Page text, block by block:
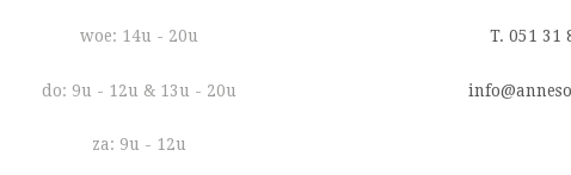
woe: 14u - 20u
do: 9u - 12u & 13u - 20u
za: 9u - 12u
T. 051 31